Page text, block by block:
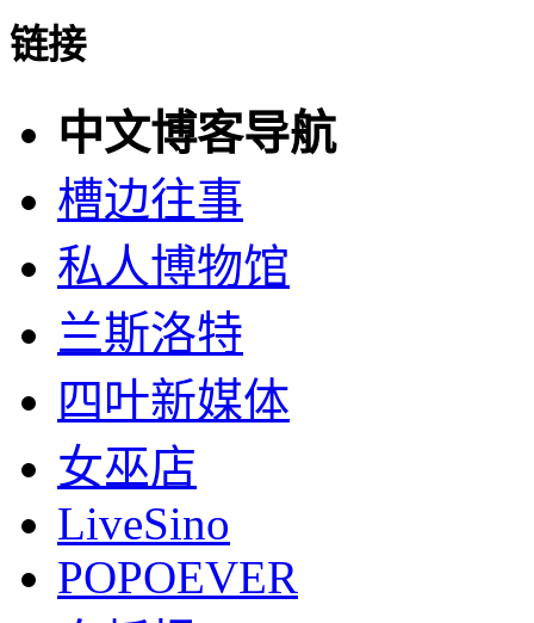
链接
中文博客导航
槽边往事
私人博物馆
兰斯洛特
四叶新媒体
女巫店
LiveSino
POPOEVER